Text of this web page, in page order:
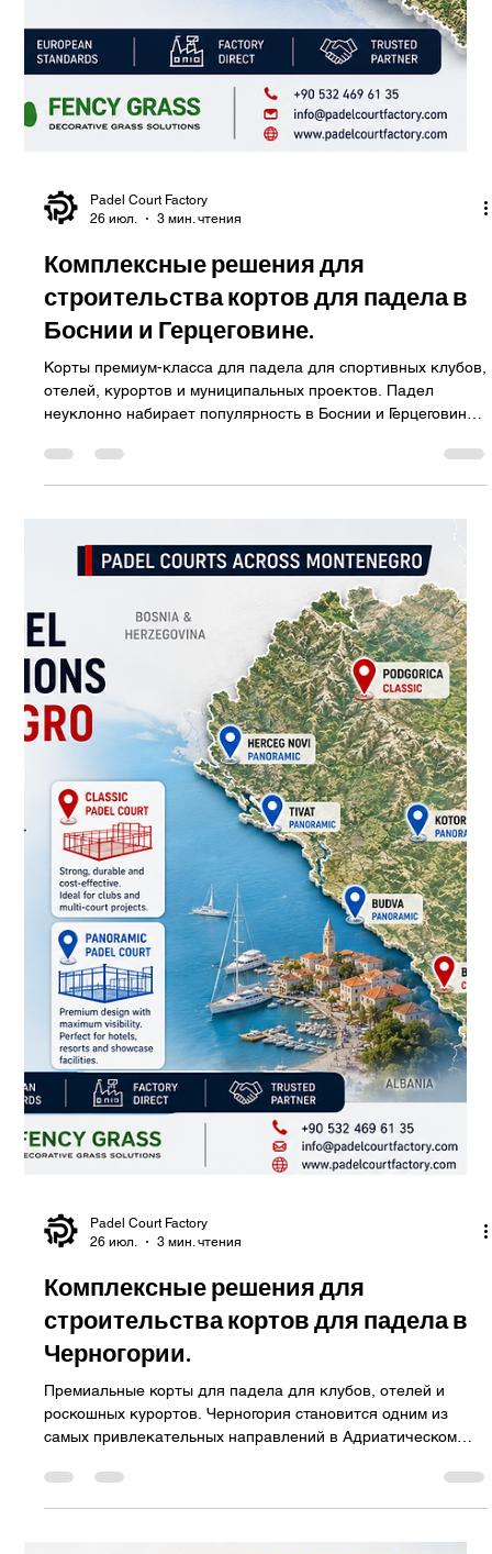
Северной Македонии.
Постройте в Северной Македонии комплексы для игры в
падел нового поколения. Падел становится одним из самых
быстрорастущих видов спорта в Европе, и Северная
Македония начинает перенимать эту глобальную
инфраструктуру, гостиничный бизнес и жилую застройку
продолжают расти, профессионально спроектированные
возможность для предпринимателей, спортивных клубов,
Padel Court Factory
3 мин. чтения
Комплексные решения для
строительства кортов для падела в
Боснии и Герцеговине.
Корты премиум-класса для падела для спортивных клубов,
отелей, курортов и муниципальных проектов. Падел
неуклонно набирает популярность в Боснии и Герцеговине ,
открывая новые возможности для спортивных
предпринимателей, отелей, муниципалитетов,
университетов и частных инвесторов. По мере роста
профессионально спроектированные корты для падела